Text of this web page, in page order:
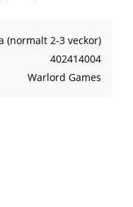
(normalt 2-3 veckor)
402414004
Warlord Games